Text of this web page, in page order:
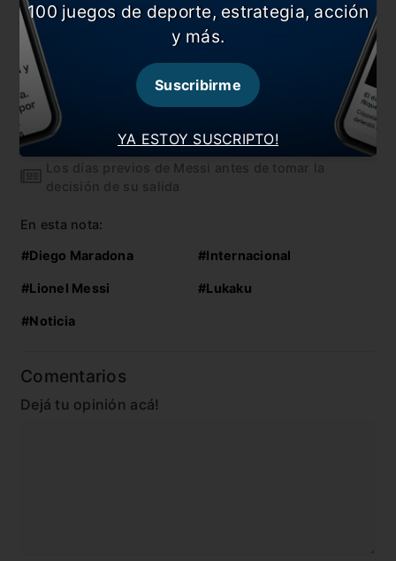
También te puede interesar
PSG ya se comunicó con Messi
Miles de hinchas ingresaron al Camp Nou
Se filtró el burofax que le envió Messi a la
dirigencia del Barcelona
Los días previos de Messi antes de tomar la
decisión de su salida
En esta nota:
#Diego Maradona #Internacional
#Lionel Messi #Lukaku
#Noticia
Comentarios
Dejá tu opinión acá!
YA ESTOY SUSCRIPTO!
100 juegos de deporte, estrategia, acción
y más.
Suscribirme